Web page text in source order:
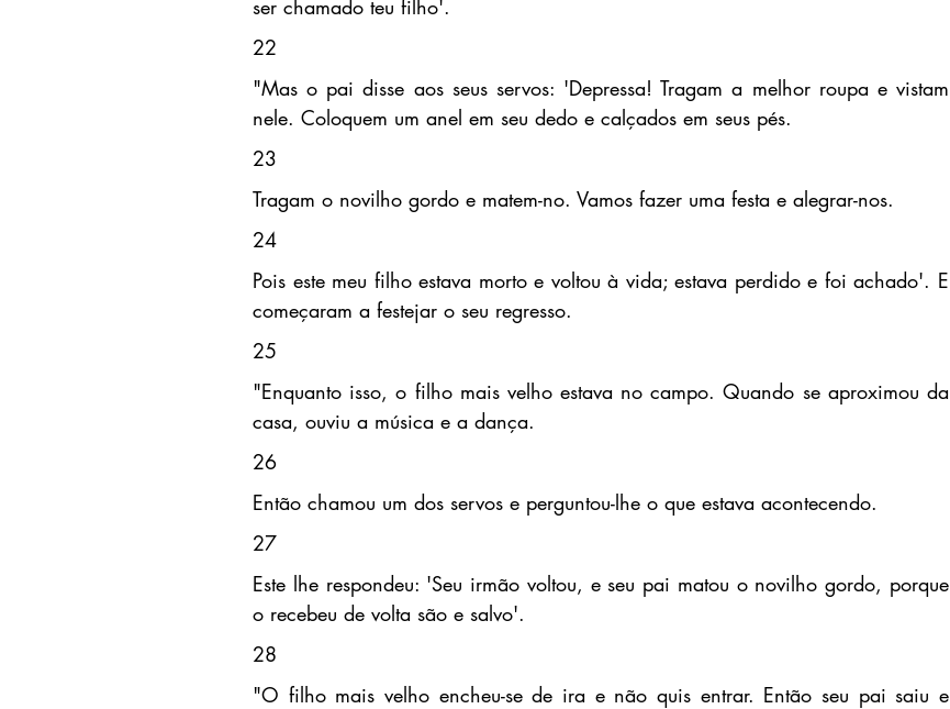
ser chamado teu filho'.
22
"Mas o pai disse aos seus servos: 'Depressa! Tragam a melhor roupa e vistam
nele. Coloquem um anel em seu dedo e calçados em seus pés.
23
Tragam o novilho gordo e matem-no. Vamos fazer uma festa e alegrar-nos.
24
Pois este meu filho estava morto e voltou à vida; estava perdido e foi achado'. E
começaram a festejar o seu regresso.
25
"Enquanto isso, o filho mais velho estava no campo. Quando se aproximou da
casa, ouviu a música e a dança.
26
Então chamou um dos servos e perguntou-lhe o que estava acontecendo.
27
Este lhe respondeu: 'Seu irmão voltou, e seu pai matou o novilho gordo, porque
o recebeu de volta são e salvo'.
28
"O filho mais velho encheu-se de ira e não quis entrar. Então seu pai saiu e